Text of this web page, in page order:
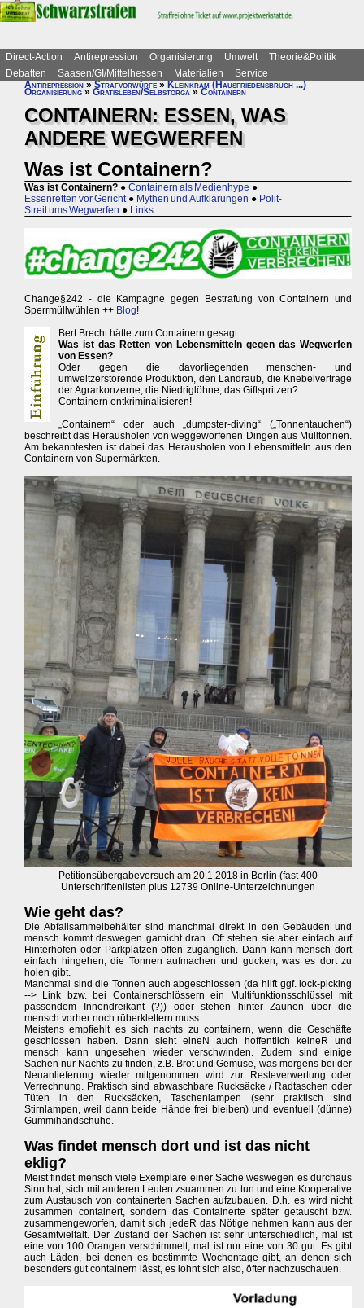
Direct-Action Antirepression Organisierung Umwelt
Theorie&Politik
Debatten
Saasen/GI/Mittelhessen Materialien
Service
Antirepression»Strafvorwürfe»Kleinkram (Hausfriedensbruch ...)
Organisierung » Gratisleben/Selbstorga » Containern
CONTAINERN: ESSEN, WAS
ANDERE WEGWERFEN
Was ist Containern?
Was ist Containern? ● Containern als Medienhype ●
Essenretten vor Gericht ● Mythen und Aufklärungen ● Polit-
Streit ums Wegwerfen ● Links
Change§242 - die Kampagne gegen Bestrafung von Containern und
Sperrmüllwühlen ++ Blog!
Bert Brecht hätte zum Containern gesagt:
Was ist das Retten von Lebensmitteln gegen das Wegwerfen
von Essen?
Oder gegen die davorliegenden menschen- und
umweltzerstörende Produktion, den Landraub, die Knebelverträge
der Agrarkonzerne, die Niedriglöhne, das Giftspritzen?
Containern entkriminalisieren!
„Containern“ oder auch „dumpster-diving“ („Tonnentauchen“)
beschreibt das Herausholen von weggeworfenen Dingen aus Mülltonnen.
Am bekanntesten ist dabei das Herausholen von Lebensmitteln aus den
Containern von Supermärkten.
Petitionsübergabeversuch am 20.1.2018 in Berlin (fast 400
Unterschriftenlisten plus 12739 Online-Unterzeichnungen
Wie geht das?
Die Abfallsammelbehälter sind manchmal direkt in den Gebäuden und
mensch kommt deswegen garnicht dran. Oft stehen sie aber einfach auf
Hinterhöfen oder Parkplätzen offen zugänglich. Dann kann mensch dort
einfach hingehen, die Tonnen aufmachen und gucken, was es dort zu
holen gibt.
Manchmal sind die Tonnen auch abgeschlossen (da hilft ggf. lock-picking
--> Link bzw. bei Containerschlössern ein Multifunktionsschlüssel mit
passendem Innendreikant (?)) oder stehen hinter Zäunen über die
mensch vorher noch rüberklettern muss.
Meistens empfiehlt es sich nachts zu containern, wenn die Geschäfte
geschlossen haben. Dann sieht eineN auch hoffentlich keineR und
mensch kann ungesehen wieder verschwinden. Zudem sind einige
Sachen nur Nachts zu finden, z.B. Brot und Gemüse, was morgens bei der
Neuanlieferung wieder mitgenommen wird zur Resteverwertung oder
Verrechnung. Praktisch sind abwaschbare Rucksäcke / Radtaschen oder
Tüten in den Rucksäcken, Taschenlampen (sehr praktisch sind
Stirnlampen, weil dann beide Hände frei bleiben) und eventuell (dünne)
Gummihandschuhe.
Was findet mensch dort und ist das nicht
eklig?
Meist findet mensch viele Exemplare einer Sache weswegen es durchaus
Sinn hat, sich mit anderen Leuten zsuammen zu tun und eine Kooperative
zum Austausch von containerten Sachen aufzubauen. D.h. es wird nicht
zusammen containert, sondern das Containerte später getauscht bzw.
zusammengeworfen, damit sich jedeR das Nötige nehmen kann aus der
Gesamtvielfalt. Der Zustand der Sachen ist sehr unterschiedlich, mal ist
eine von 100 Orangen verschimmelt, mal ist nur eine von 30 gut. Es gibt
auch Läden, bei denen es bestimmte Wochentage gibt, an denen sich
besonders gut containern lässt, es lohnt sich also, öfter nachzuschauen.